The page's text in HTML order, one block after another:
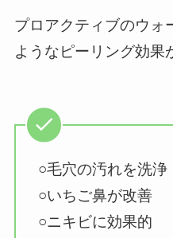
プロアクティブのウォ
ようなピーリング効果
○毛穴の汚れを洗浄
○いちご鼻が改善
○ニキビに効果的